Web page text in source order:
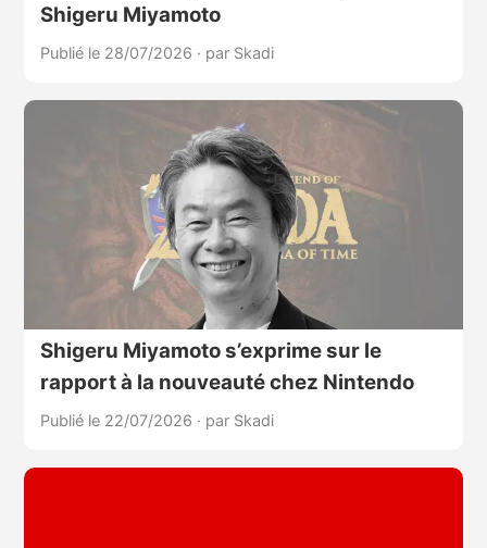
Shigeru Miyamoto
Publié le 28/07/2026 · par Skadi
Shigeru Miyamoto s’exprime sur le
rapport à la nouveauté chez Nintendo
Publié le 22/07/2026 · par Skadi